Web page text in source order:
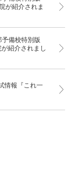
が紹介されま
予備校特別版
紹介されまし
情報『これ一